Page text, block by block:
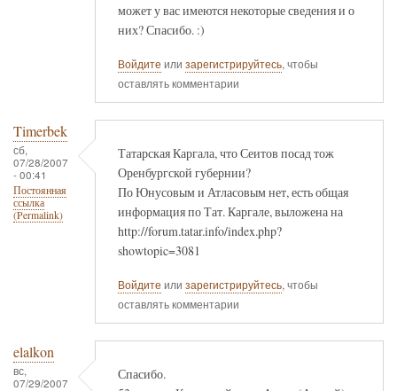
может у вас имеются некоторые сведения и о
них? Спасибо. :)
Войдите или зарегистрируйтесь, чтобы
оставлять комментарии
Timerbek
сб,
07/28/2007
- 00:41
Постоянная
ссылка
(Permalink)
Татарская Каргала, что Сеитов посад тож
Оренбургской губернии?
По Юнусовым и Атласовым нет, есть общая
информация по Тат. Каргале, выложена на
http://forum.tatar.info/index.php?
showtopic=3081
Войдите или зарегистрируйтесь, чтобы
оставлять комментарии
elalkon
вс,
07/29/2007
Спасибо.